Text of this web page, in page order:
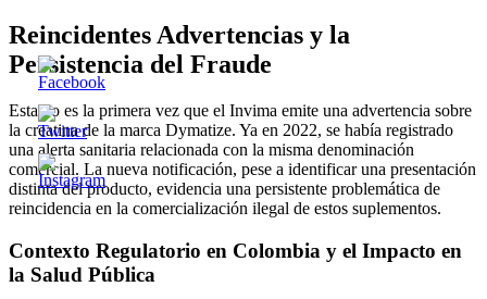
Reincidentes Advertencias y la
Persistencia del Fraude
Esta no es la primera vez que el Invima emite una advertencia sobre
la creatina de la marca Dymatize. Ya en 2022, se había registrado
una alerta sanitaria relacionada con la misma denominación
comercial. La nueva notificación, pese a identificar una presentación
distinta del producto, evidencia una persistente problemática de
reincidencia en la comercialización ilegal de estos suplementos.
Contexto Regulatorio en Colombia y el Impacto en
la Salud Pública